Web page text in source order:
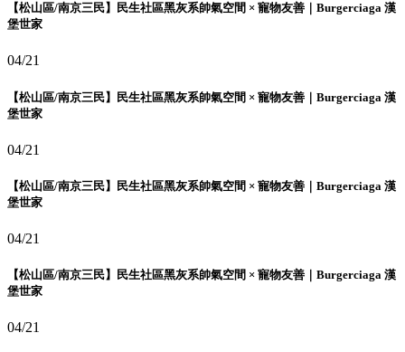
【松山區/南京三民】民生社區黑灰系帥氣空間 × 寵物友善｜Burgerciaga 漢
堡世家
04/21
【松山區/南京三民】民生社區黑灰系帥氣空間 × 寵物友善｜Burgerciaga 漢
堡世家
04/21
【松山區/南京三民】民生社區黑灰系帥氣空間 × 寵物友善｜Burgerciaga 漢
堡世家
04/21
【松山區/南京三民】民生社區黑灰系帥氣空間 × 寵物友善｜Burgerciaga 漢
堡世家
04/21